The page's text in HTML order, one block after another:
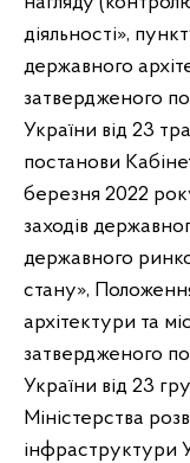
діяльності»,
державного
затвердженого
України від 23
постанови
березня 2022
заходів
державного
стану»,
архітектури та
затвердженого
України від 23
Міністерства
інфраструктури